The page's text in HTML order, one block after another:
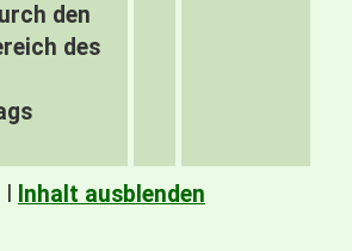
den
des
Inhalt ausblenden